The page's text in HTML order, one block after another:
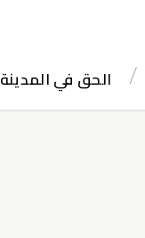
الحق في المدينة